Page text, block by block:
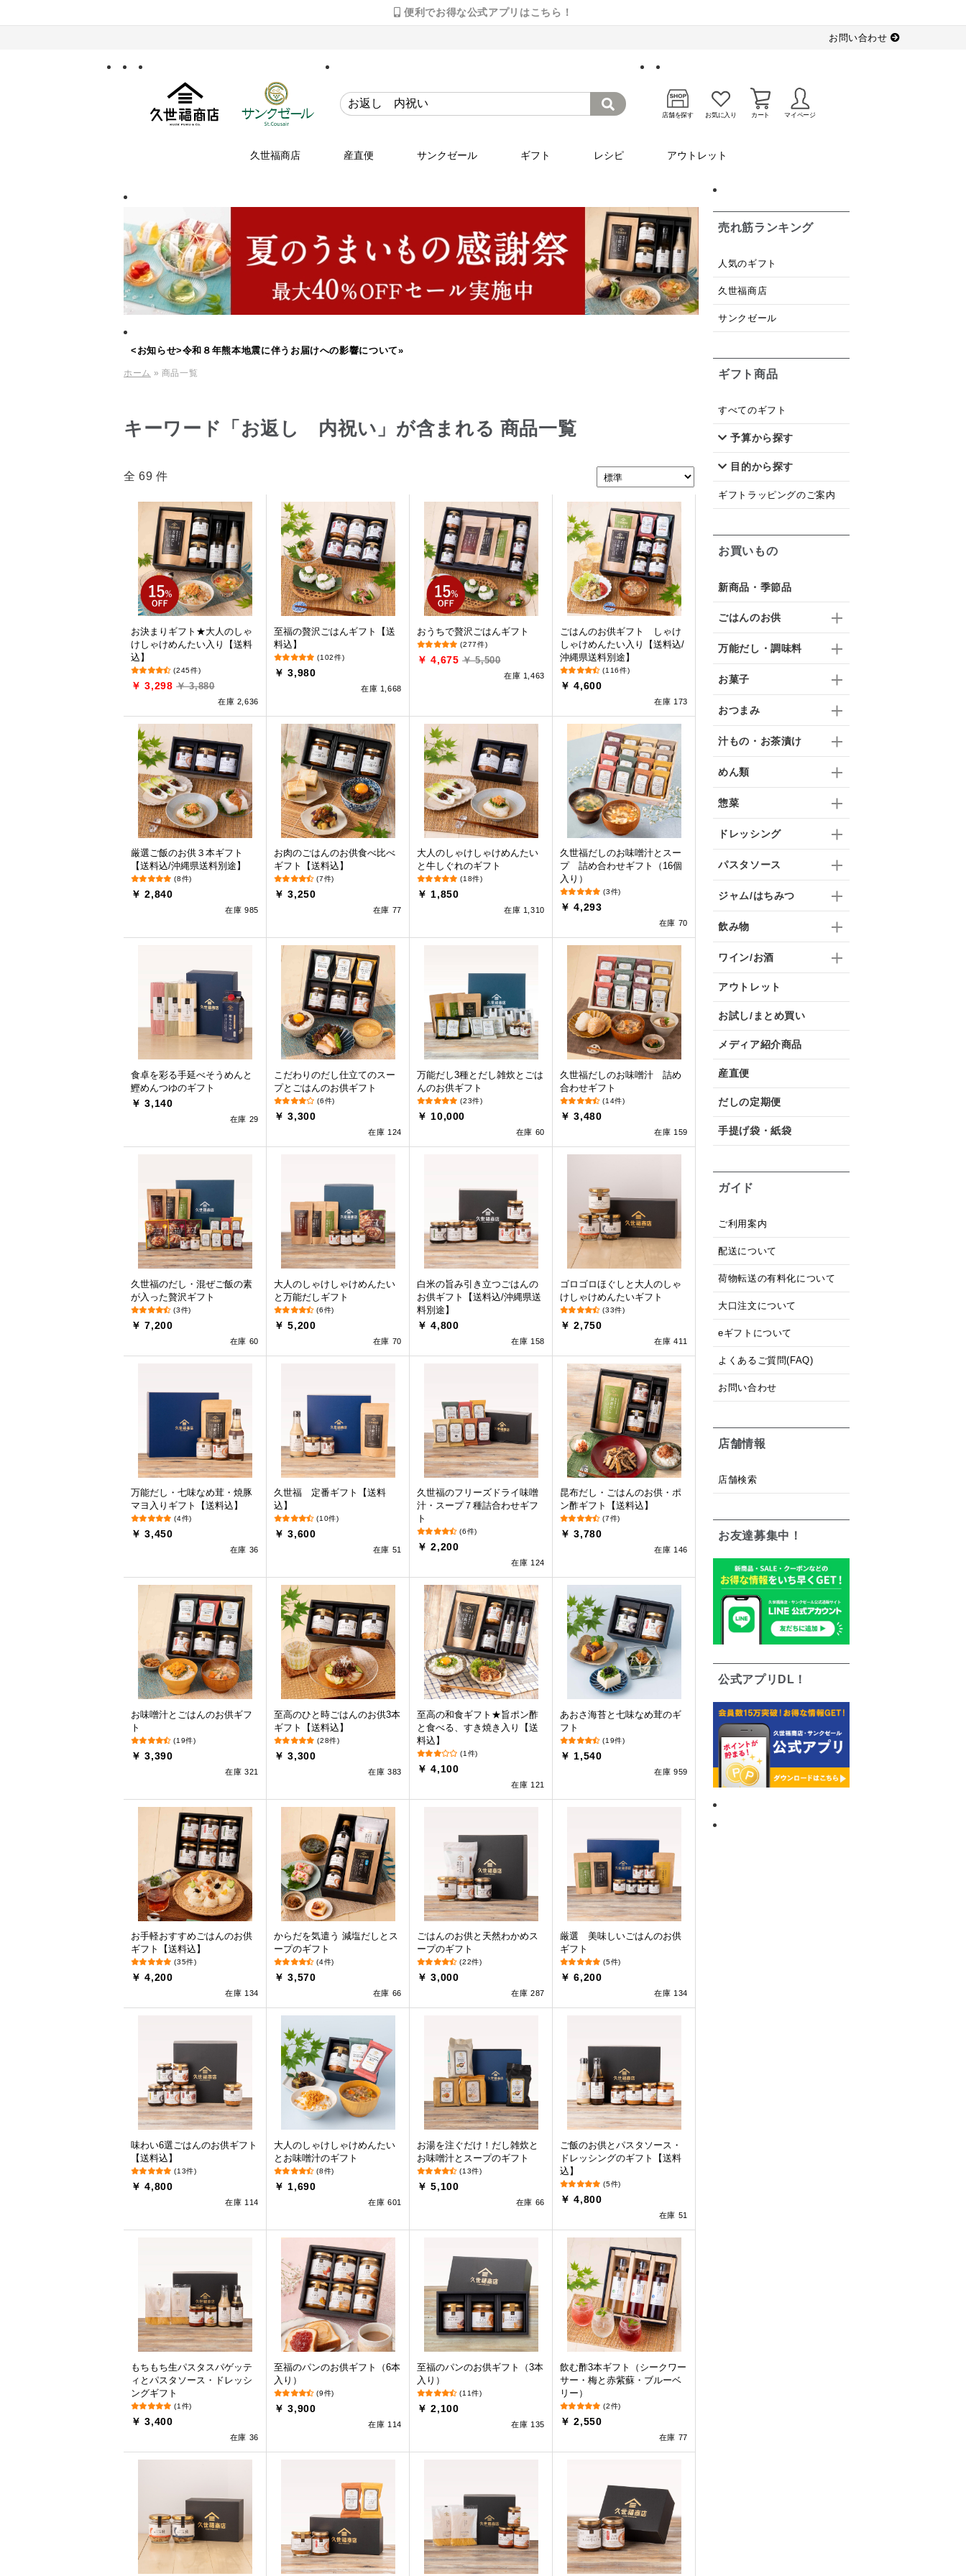
便利でお得な公式アプリはこちら！
お問い合わせ
店舗を探す お気に入り カート マイページ
久世福商店 産直便 サンクゼール ギフト レシピ アウトレット
<お知らせ>令和８年熊本地震に伴うお届けへの影響について»
ホーム » 商品一覧
キーワード「お返し 内祝い」が含まれる 商品一覧
全 69 件
お決まりギフト★大人のしゃ
けしゃけめんたい入り【送料
込】
(245件)
￥ 3,298 ￥ 3,880
在庫 2,636
至福の贅沢ごはんギフト【送
料込】
(102件)
￥ 3,980
在庫 1,668
おうちで贅沢ごはんギフト
(277件)
￥ 4,675 ￥ 5,500
在庫 1,463
ごはんのお供ギフト しゃけ
しゃけめんたい入り【送料込/
沖縄県送料別途】
(116件)
￥ 4,600
在庫 173
厳選ご飯のお供３本ギフト
【送料込/沖縄県送料別途】
(8件)
￥ 2,840
在庫 985
お肉のごはんのお供食べ比べ
ギフト【送料込】
(7件)
￥ 3,250
在庫 77
大人のしゃけしゃけめんたい
と牛しぐれのギフト
(18件)
￥ 1,850
在庫 1,310
久世福だしのお味噌汁とスー
プ 詰め合わせギフト（16個
入り）
(3件)
￥ 4,293
在庫 70
食卓を彩る手延べそうめんと
鰹めんつゆのギフト
￥ 3,140
在庫 29
こだわりのだし仕立てのスー
プとごはんのお供ギフト
(6件)
￥ 3,300
在庫 124
万能だし3種とだし雑炊とごは
んのお供ギフト
(23件)
￥ 10,000
在庫 60
久世福だしのお味噌汁 詰め
合わせギフト
(14件)
￥ 3,480
在庫 159
久世福のだし・混ぜご飯の素
が入った贅沢ギフト
(3件)
￥ 7,200
在庫 60
大人のしゃけしゃけめんたい
と万能だしギフト
(6件)
￥ 5,200
在庫 70
白米の旨み引き立つごはんの
お供ギフト【送料込/沖縄県送
料別途】
￥ 4,800
在庫 158
ゴロゴロほぐしと大人のしゃ
けしゃけめんたいギフト
(33件)
￥ 2,750
在庫 411
万能だし・七味なめ茸・焼豚
マヨ入りギフト【送料込】
(4件)
￥ 3,450
在庫 36
久世福 定番ギフト【送料
込】
(10件)
￥ 3,600
在庫 51
久世福のフリーズドライ味噌
汁・スープ７種詰合わせギフ
ト
(6件)
￥ 2,200
在庫 124
昆布だし・ごはんのお供・ポ
ン酢ギフト【送料込】
(7件)
￥ 3,780
在庫 146
お味噌汁とごはんのお供ギフ
ト
(19件)
￥ 3,390
在庫 321
至高のひと時ごはんのお供3本
ギフト【送料込】
(28件)
￥ 3,300
在庫 383
至高の和食ギフト★旨ポン酢
と食べる、すき焼き入り【送
料込】
(1件)
￥ 4,100
在庫 121
あおさ海苔と七味なめ茸のギ
フト
(19件)
￥ 1,540
在庫 959
お手軽おすすめごはんのお供
ギフト【送料込】
(35件)
￥ 4,200
在庫 134
からだを気遣う 減塩だしとス
ープのギフト
(4件)
￥ 3,570
在庫 66
ごはんのお供と天然わかめス
ープのギフト
(22件)
￥ 3,000
在庫 287
厳選 美味しいごはんのお供
ギフト
(5件)
￥ 6,200
在庫 134
味わい6選ごはんのお供ギフト
【送料込】
(13件)
￥ 4,800
在庫 114
大人のしゃけしゃけめんたい
とお味噌汁のギフト
(8件)
￥ 1,690
在庫 601
お湯を注ぐだけ！だし雑炊と
お味噌汁とスープのギフト
(13件)
￥ 5,100
在庫 66
ご飯のお供とパスタソース・
ドレッシングのギフト【送料
込】
(5件)
￥ 4,800
在庫 51
もちもち生パスタスパゲッテ
ィとパスタソース・ドレッシ
ングギフト
(1件)
￥ 3,400
在庫 36
至福のパンのお供ギフト（6本
入り）
(9件)
￥ 3,900
在庫 114
至福のパンのお供ギフト（3本
入り）
(11件)
￥ 2,100
在庫 135
飲む酢3本ギフト（シークワー
サー・梅と赤紫蘇・ブルーベ
リー）
(2件)
￥ 2,550
在庫 77
売れ筋ランキング
人気のギフト
久世福商店
サンクゼール
ギフト商品
すべてのギフト
予算から探す
目的から探す
ギフトラッピングのご案内
お買いもの
新商品・季節品
ごはんのお供
万能だし・調味料
お菓子
おつまみ
汁もの・お茶漬け
めん類
惣菜
ドレッシング
パスタソース
ジャム/はちみつ
飲み物
ワイン/お酒
アウトレット
お試し/まとめ買い
メディア紹介商品
産直便
だしの定期便
手提げ袋・紙袋
ガイド
ご利用案内
配送について
荷物転送の有料化について
大口注文について
eギフトについて
よくあるご質問(FAQ)
お問い合わせ
店舗情報
店舗検索
お友達募集中！
公式アプリDL！